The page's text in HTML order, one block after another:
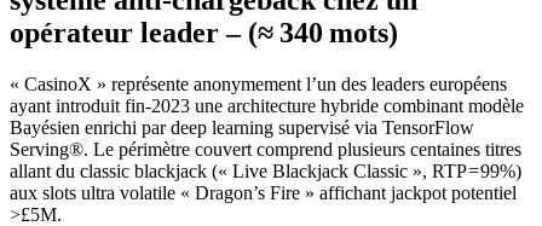
opérateur leader – (≈ 340 mots)
« CasinoX » représente anonymement l’un des leaders européens
ayant introduit fin‐2023 une architecture hybride combinant modèle
Bayésien enrichi par deep learning supervisé via TensorFlow
Serving®. Le périmètre couvert comprend plusieurs centaines titres
allant du classic blackjack (« Live Blackjack Classic », RTP = 99%)
aux slots ultra volatile « Dragon’s Fire » affichant jackpot potentiel
>£5M.